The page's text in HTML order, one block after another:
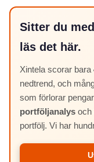
Sitter du
läs det här.
Xintela scorar bara
nedtrend, och
som förlorar
portföljanalys och
portfölj. Vi har